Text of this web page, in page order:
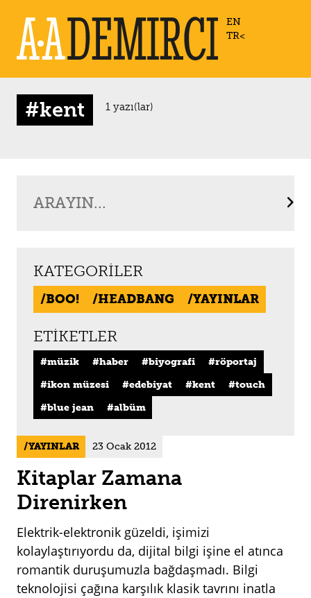
EN
TR
#kent 1 yazı(lar)
KATEGORILER
BOO! HEADBANG YAYINLAR
ETIKETLER
müzik haber biyografi
röportaj
ikon müzesi
edebiyat kent
touch
blue jean
albüm
YAYINLAR 23 Ocak 2012
Kitaplar Zamana
Direnirken
Elektrik-elektronik güzeldi, işimizi
kolaylaştırıyordu da, dijital bilgi işine el atınca
romantik duruşumuzla bağdaşmadı. Bilgi
teknolojisi çağına karşılık klasik tavrını inatla